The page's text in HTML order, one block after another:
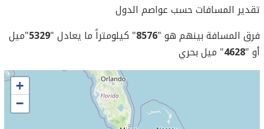
تقدير المسافات حسب عواصم الدول
فرق المسافة بينهم هو "8576" كيلومتراً ما يعادل "5329"ميل
أو "4628" ميل بحري
+
−